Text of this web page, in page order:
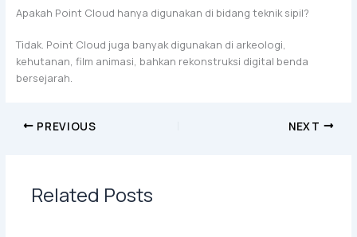
Apakah Point Cloud hanya digunakan di bidang teknik sipil?
Tidak. Point Cloud juga banyak digunakan di arkeologi,
kehutanan, film animasi, bahkan rekonstruksi digital benda
bersejarah.
PREVIOUS NEXT
Related Posts